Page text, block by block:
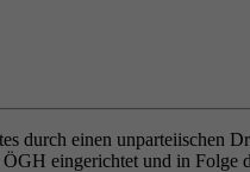
durch einen unparteiischen
eingerichtet und in Folge